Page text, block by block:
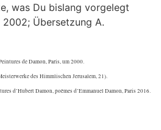
was Du bislang vorgelegt
Übersetzung A.
de Damon, Paris, um 2000.
des Himmlischen Jerusalem, 21).
d’Hubert Damon, poèmes d’Emmanuel Damon, Paris 2016.